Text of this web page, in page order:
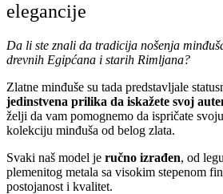
elegancije
Da li ste znali da tradicija nošenja
drevnih Egipćana i starih Rimljana?
Zlatne minđuše su tada predstavljale
jedinstvena prilika da iskažete svoj
želji da vam pomognemo da ispričate
kolekciju minđuša od belog zlata.
Svaki naš model je ručno izrađen, od
plemenitog metala sa visokim stepenom
postojanost i kvalitet.